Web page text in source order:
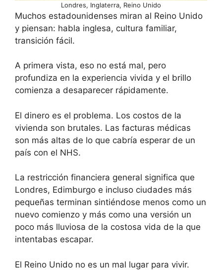
Londres, Inglaterra, Reino Unido
Muchos estadounidenses miran al Reino Unido
y piensan: habla inglesa, cultura familiar,
transición fácil.
A primera vista, eso no está mal, pero
profundiza en la experiencia vivida y el brillo
comienza a desaparecer rápidamente.
El dinero es el problema. Los costos de la
vivienda son brutales. Las facturas médicas
son más altas de lo que cabría esperar de un
país con el NHS.
La restricción financiera general significa que
Londres, Edimburgo e incluso ciudades más
pequeñas terminan sintiéndose menos como un
nuevo comienzo y más como una versión un
poco más lluviosa de la costosa vida de la que
intentabas escapar.
El Reino Unido no es un mal lugar para vivir.